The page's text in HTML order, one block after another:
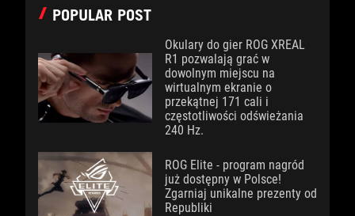
POPULAR POST
Okulary do gier ROG XREAL
R1 pozwalają grać w
dowolnym miejscu na
wirtualnym ekranie o
przekątnej 171 cali i
częstotliwości odświeżania
240 Hz.
ROG Elite - program nagród
już dostępny w Polsce!
Zgarniaj unikalne prezenty od
Republiki